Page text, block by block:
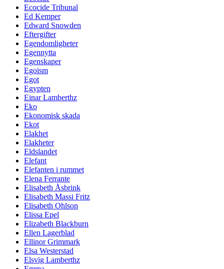
Ecocide Tribunal
Ed Kemper
Edward Snowden
Eftergifter
Egendomligheter
Egennytta
Egenskaper
Egoism
Egot
Egypten
Einar Lamberthz
Eko
Ekonomisk skada
Ekot
Elakhet
Elakheter
Eldslandet
Elefant
Elefanten i rummet
Elena Ferrante
Elisabeth Åsbrink
Elisabeth Massi Fritz
Elisabeth Ohlson
Elissa Epel
Elizabeth Blackburn
Ellen Lagerblad
Ellinor Grimmark
Elsa Westerstad
Elsvig Lamberthz